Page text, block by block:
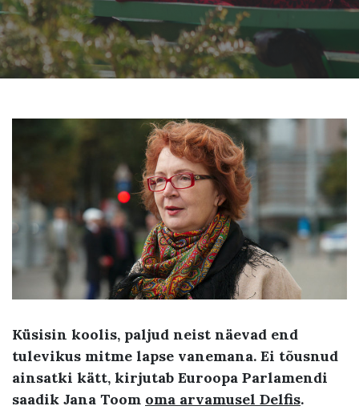
Küsisin koolis, paljud neist näevad end
tulevikus mitme lapse vanemana. Ei tõusnud
ainsatki kätt, kirjutab Euroopa Parlamendi
saadik Jana Toom oma arvamusel Delfis.